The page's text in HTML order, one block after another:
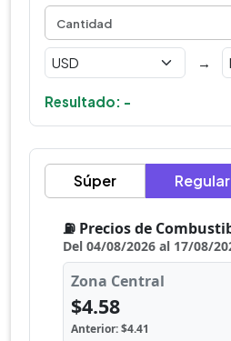
→
Resultado: -
Súper Regular